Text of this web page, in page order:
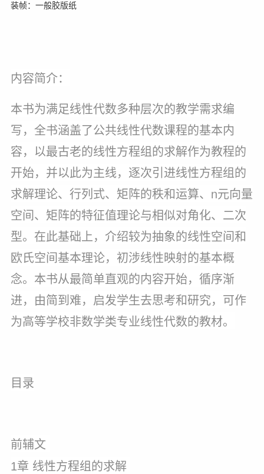
装帧：一般胶版纸
内容简介：
本书为满足线性代数多种层次的教学需求编
写，全书涵盖了公共线性代数课程的基本内
容，以最古老的线性方程组的求解作为教程的
开始，并以此为主线，逐次引进线性方程组的
求解理论、行列式、矩阵的秩和运算、n元向量
空间、矩阵的特征值理论与相似对角化、二次
型。在此基础上，介绍较为抽象的线性空间和
欧氏空间基本理论，初涉线性映射的基本概
念。本书从最简单直观的内容开始，循序渐
进，由简到难，启发学生去思考和研究，可作
为高等学校非数学类专业线性代数的教材。
目录
前辅文
1章 线性方程组的求解